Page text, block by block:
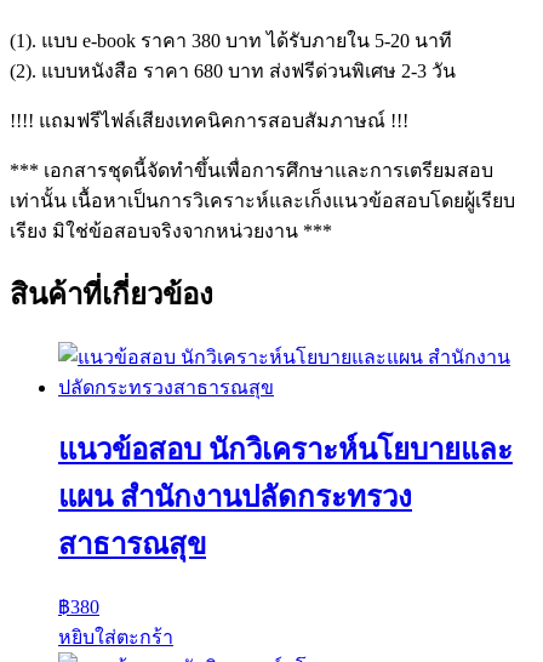
(1). แบบ e-book ราคา 380 บาท ได้รับภายใน 5-20 นาที
(2). แบบหนังสือ ราคา 680 บาท ส่งฟรีด่วนพิเศษ 2-3 วัน
!!!! แถมฟรีไฟล์เสียงเทคนิคการสอบสัมภาษณ์ !!!
*** เอกสารชุดนี้จัดทำขึ้นเพื่อการศึกษาและการเตรียมสอบ
เท่านั้น เนื้อหาเป็นการวิเคราะห์และเก็งแนวข้อสอบโดยผู้เรียบ
เรียง มิใช่ข้อสอบจริงจากหน่วยงาน ***
สินค้าที่เกี่ยวข้อง
แนวข้อสอบ นักวิเคราะห์นโยบายและ
แผน สำนักงานปลัดกระทรวง
สาธารณสุข
฿380
หยิบใส่ตะกร้า